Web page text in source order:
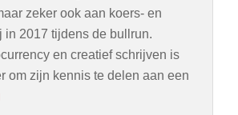
zeker ook aan koers- en
2017 tijdens de bullrun.
en creatief schrijven is
om zijn kennis te delen aan een